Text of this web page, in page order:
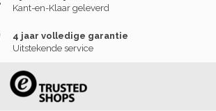
Kant-en-Klaar geleverd
4 jaar volledige garantie
Uitstekende service